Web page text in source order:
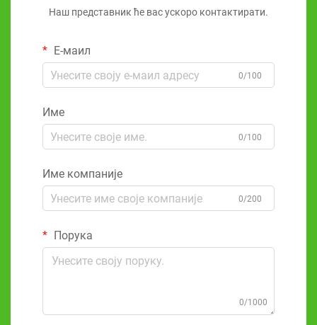
Наш представник ће вас ускоро контактирати.
Е-маил
0/100
Име
0/100
Име компаније
0/200
Порука
0/1000